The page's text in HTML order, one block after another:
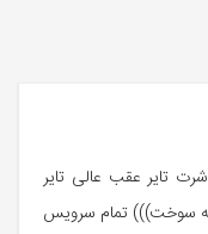
تایر عقب عالی تایر
سوخت))) تمام سرویس